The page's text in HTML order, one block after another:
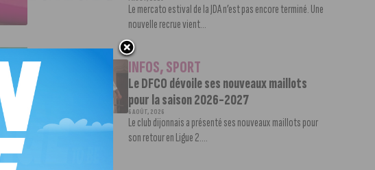
Le mercato estival de la JDA n’est pas encore terminé. Une
nouvelle recrue vient...
INFOS,SPORT
Le DFCO dévoile ses nouveaux maillots
pour la saison 2026-2027
6 AOÛT, 2026
Le club dijonnais a présenté ses nouveaux maillots pour
son retour en Ligue 2....